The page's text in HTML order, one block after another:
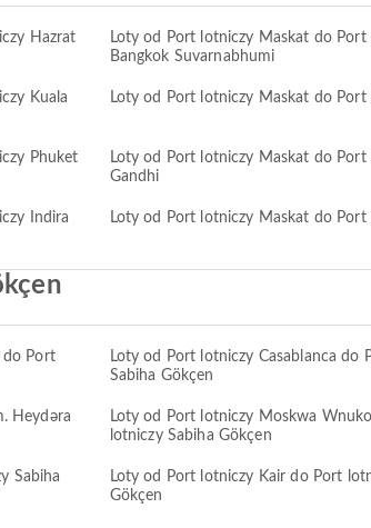
Hazrat
Loty od Port lotniczy Maskat do Port
Bangkok Suvarnabhumi
Kuala
Loty od Port lotniczy Maskat do Port
Phuket
Loty od Port lotniczy Maskat do Port
Gandhi
Indira
Loty od Port lotniczy Maskat do
do Port
Loty od Port lotniczy Casablanca do
Sabiha Gökçen
Heydəra
Loty od Port lotniczy Moskwa
lotniczy Sabiha Gökçen
Sabiha
Loty od Port lotniczy Kair do Port
Gökçen